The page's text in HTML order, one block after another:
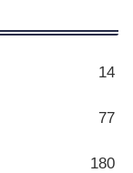
14
77
180